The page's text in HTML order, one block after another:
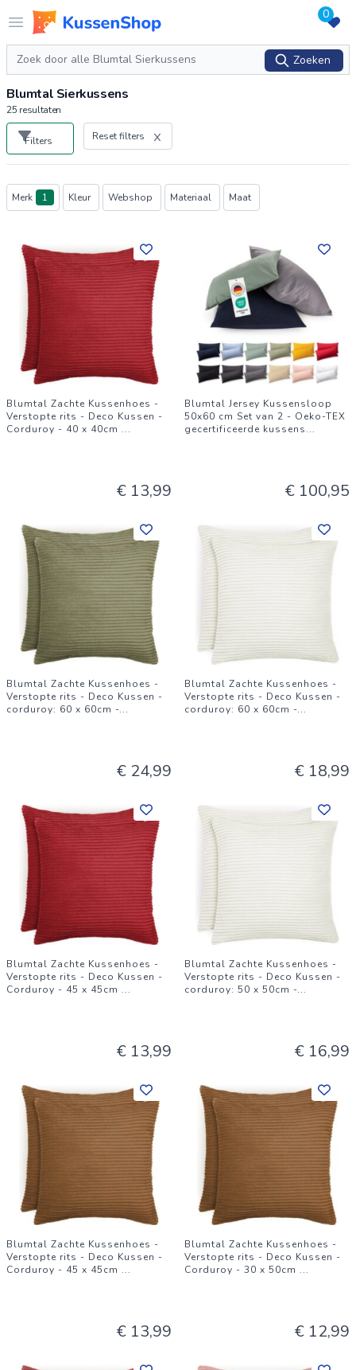
Open menu
Logo www.kussenshop.nl 0
Zoeken
Zoeken
Blumtal Sierkussens
25 resultaten
Filters Reset filters
Producten
Merk 1 Kleur Webshop Materiaal Maat
Blumtal Zachte Kussenhoes -
Verstopte rits - Deco Kussen -
Corduroy - 40 x 40cm ...
€ 13,99
Blumtal Jersey Kussensloop
50x60 cm Set van 2 - Oeko-TEX
gecertificeerde kussens...
€ 100,95
Blumtal Zachte Kussenhoes -
Verstopte rits - Deco Kussen -
corduroy: 60 x 60cm -...
€ 24,99
Blumtal Zachte Kussenhoes -
Verstopte rits - Deco Kussen -
corduroy: 60 x 60cm -...
€ 18,99
Blumtal Zachte Kussenhoes -
Verstopte rits - Deco Kussen -
Corduroy - 45 x 45cm ...
€ 13,99
Blumtal Zachte Kussenhoes -
Verstopte rits - Deco Kussen -
corduroy: 50 x 50cm -...
€ 16,99
Blumtal Zachte Kussenhoes -
Verstopte rits - Deco Kussen -
Corduroy - 45 x 45cm ...
€ 13,99
Blumtal Zachte Kussenhoes -
Verstopte rits - Deco Kussen -
Corduroy - 30 x 50cm ...
€ 12,99